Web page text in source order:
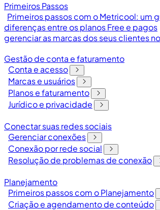
Primeiros Passos
Primeiros passos com o Metricool: um
diferenças entre os planos Free e pagos
gerenciar as marcas dos seus clientes
Gestão de conta e faturamento
Conta e acesso
Marcas e usuários
Planos e faturamento
Jurídico e privacidade
Conectar suas redes sociais
Gerenciar conexões
Conexão por rede social
Resolução de problemas de conexão
Planejamento
Primeiros passos com o Planejamento
Criação e agendamento de conteúdo